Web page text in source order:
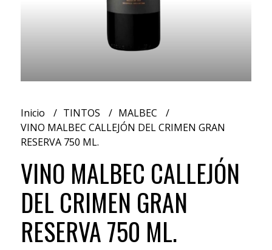
Inicio TINTOS
MALBEC
VINO MALBEC CALLEJÓN DEL CRIMEN GRAN
RESERVA 750 ML.
VINO MALBEC CALLEJÓN
DEL CRIMEN GRAN
RESERVA 750 ML.